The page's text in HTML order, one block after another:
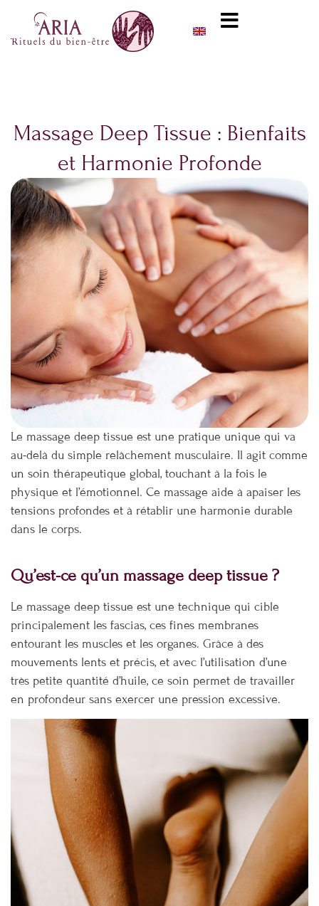
contenu
Massage Deep Tissue : Bienfaits
et Harmonie Profonde
Le massage deep tissue est une pratique unique qui va
au-delà du simple relâchement musculaire. Il agit comme
un soin thérapeutique global, touchant à la fois le
physique et l’émotionnel. Ce massage aide à apaiser les
tensions profondes et à rétablir une harmonie durable
dans le corps.
Qu’est-ce qu’un massage deep tissue ?
Le massage deep tissue est une technique qui cible
principalement les fascias, ces fines membranes
entourant les muscles et les organes. Grâce à des
mouvements lents et précis, et avec l’utilisation d’une
très petite quantité d’huile, ce soin permet de travailler
en profondeur sans exercer une pression excessive.